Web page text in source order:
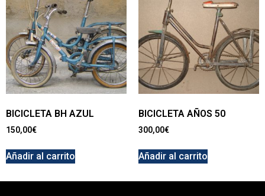
BICICLETA BH AZUL
150,00€
Añadir al carrito
BICICLETA AÑOS 50
300,00€
Añadir al carrito